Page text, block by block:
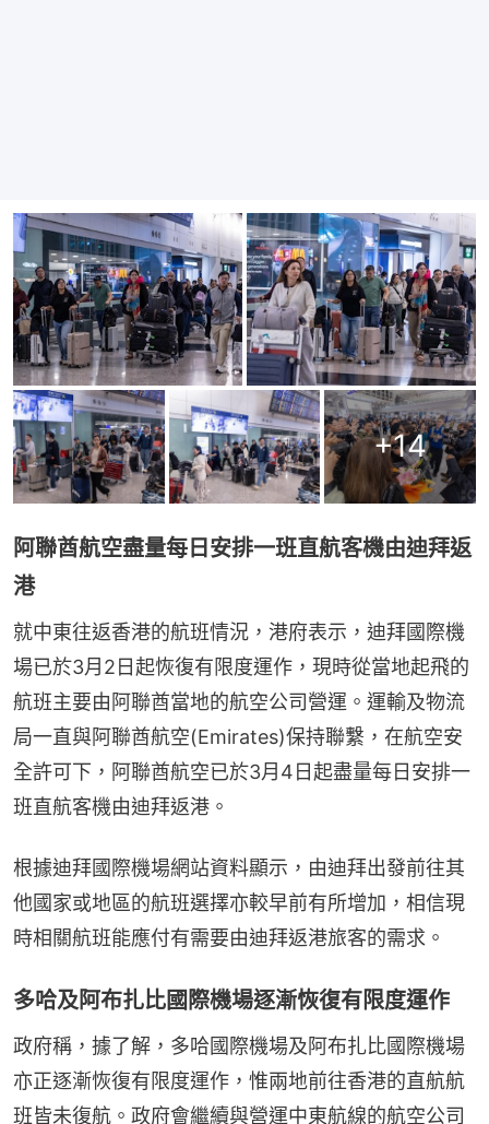
+14
阿聯酋航空盡量每日安排一班直航客機由迪拜返
港
就中東往返香港的航班情況，港府表示，迪拜國際機
場已於3月2日起恢復有限度運作，現時從當地起飛的
航班主要由阿聯酋當地的航空公司營運。運輸及物流
局一直與阿聯酋航空(Emirates)保持聯繫，在航空安
全許可下，阿聯酋航空已於3月4日起盡量每日安排一
班直航客機由迪拜返港。
根據迪拜國際機場網站資料顯示，由迪拜出發前往其
他國家或地區的航班選擇亦較早前有所增加，相信現
時相關航班能應付有需要由迪拜返港旅客的需求。
多哈及阿布扎比國際機場逐漸恢復有限度運作
政府稱，據了解，多哈國際機場及阿布扎比國際機場
亦正逐漸恢復有限度運作，惟兩地前往香港的直航航
班皆未復航。政府會繼續與營運中東航線的航空公司